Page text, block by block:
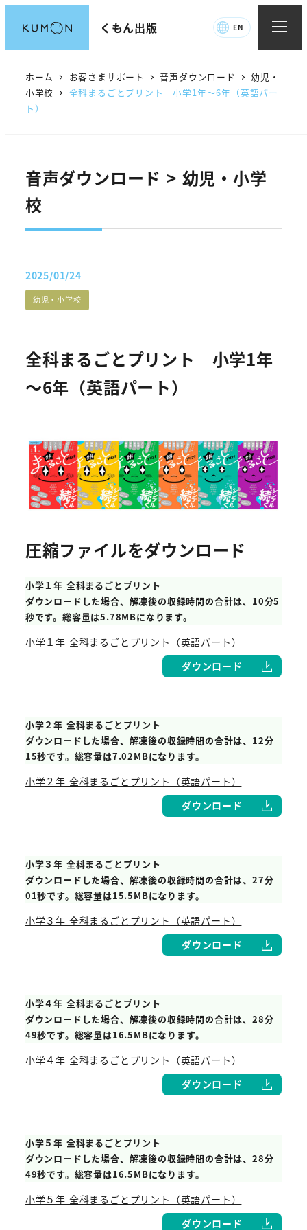
ン
くもん出版 EN
ホーム お客さまサポート 音声ダウンロード
幼児・
小学校
全科まるごとプリント 小学1年～6年（英語パー
ト）
音声ダウンロード > 幼児・小学
校
全科まるごとプリント 小学1年
～6年（英語パート）
投稿日
2025/01/24
音声カテゴリー
幼児・小学校
圧縮ファイルをダウンロード
小学１年 全科まるごとプリント
ダウンロードした場合、解凍後の収録時間の合計は、10分5
秒です。総容量は5.78MBになります。
小学１年 全科まるごとプリント（英語パート）
ダウンロード
小学２年 全科まるごとプリント
ダウンロードした場合、解凍後の収録時間の合計は、12分
15秒です。総容量は7.02MBになります。
小学２年 全科まるごとプリント（英語パート）
ダウンロード
小学３年 全科まるごとプリント
ダウンロードした場合、解凍後の収録時間の合計は、27分
01秒です。総容量は15.5MBになります。
小学３年 全科まるごとプリント（英語パート）
ダウンロード
小学４年 全科まるごとプリント
ダウンロードした場合、解凍後の収録時間の合計は、28分
49秒です。総容量は16.5MBになります。
小学４年 全科まるごとプリント（英語パート）
ダウンロード
小学５年 全科まるごとプリント
ダウンロードした場合、解凍後の収録時間の合計は、28分
49秒です。総容量は16.5MBになります。
小学５年 全科まるごとプリント（英語パート）
ダウンロード